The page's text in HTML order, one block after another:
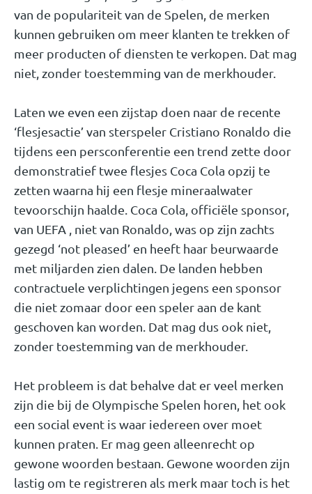
van de populariteit van de Spelen, de merken
kunnen gebruiken om meer klanten te trekken of
meer producten of diensten te verkopen. Dat mag
niet, zonder toestemming van de merkhouder.
Laten we even een zijstap doen naar de recente
‘flesjesactie’ van sterspeler Cristiano Ronaldo die
tijdens een persconferentie een trend zette door
demonstratief twee flesjes Coca Cola opzij te
zetten waarna hij een flesje mineraalwater
tevoorschijn haalde. Coca Cola, officiële sponsor,
van UEFA , niet van Ronaldo, was op zijn zachts
gezegd ‘not pleased’ en heeft haar beurwaarde
met miljarden zien dalen. De landen hebben
contractuele verplichtingen jegens een sponsor
die niet zomaar door een speler aan de kant
geschoven kan worden. Dat mag dus ook niet,
zonder toestemming van de merkhouder.
Het probleem is dat behalve dat er veel merken
zijn die bij de Olympische Spelen horen, het ook
een social event is waar iedereen over moet
kunnen praten. Er mag geen alleenrecht op
gewone woorden bestaan. Gewone woorden zijn
lastig om te registreren als merk maar toch is het